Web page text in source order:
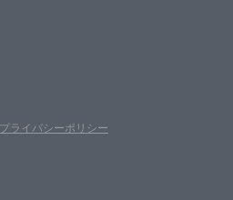
プライバシーポリシー